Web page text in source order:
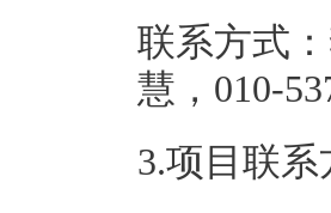
联系方式
慧，
3.项目联系